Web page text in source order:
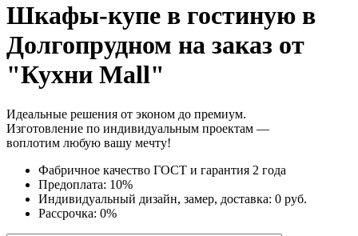
Шкафы-купе в гостиную в
Долгопрудном на заказ от
"Кухни Mall"
Идеальные решения от эконом до премиум.
Изготовление по индивидуальным проектам —
воплотим любую вашу мечту!
Фабричное качество ГОСТ и гарантия 2 года
Предоплата: 10%
Индивидуальный дизайн, замер, доставка: 0 руб.
Рассрочка: 0%